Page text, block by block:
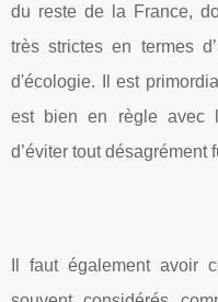
du reste de la France,
très strictes en termes
d'écologie. Il est
est bien en règle avec
d’éviter tout désagrément
Il faut également avoir